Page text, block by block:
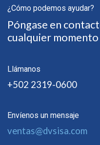
¿Cómo podemos ayudar?
Póngase en
cualquier momento
Llámanos
+502 2319-0600
Envíenos un mensaje
ventas@dvsisa.com